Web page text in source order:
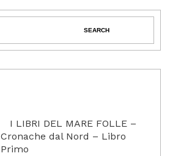
I LIBRI DEL MARE FOLLE –
Cronache dal Nord – Libro
Primo